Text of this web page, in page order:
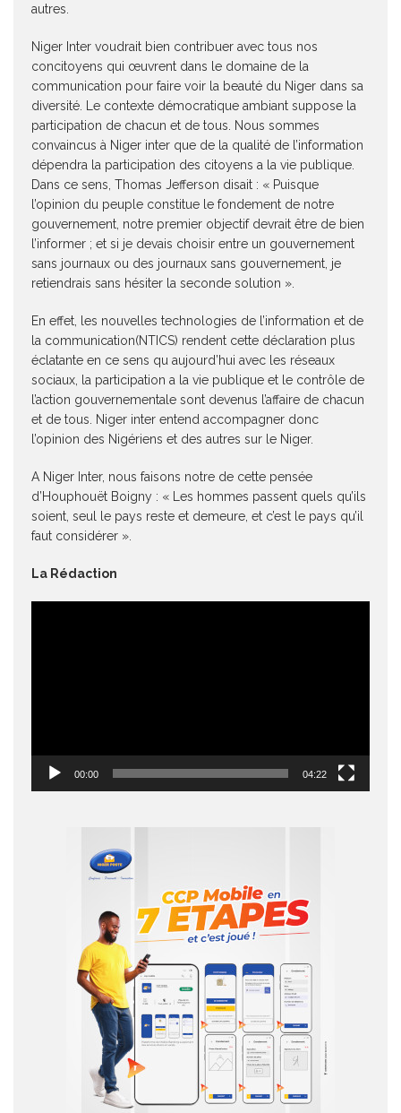
autres.
Niger Inter voudrait bien contribuer avec tous nos
concitoyens qui œuvrent dans le domaine de la
communication pour faire voir la beauté du Niger dans sa
diversité. Le contexte démocratique ambiant suppose la
participation de chacun et de tous. Nous sommes
convaincus à Niger inter que de la qualité de l’information
dépendra la participation des citoyens a la vie publique.
Dans ce sens, Thomas Jefferson disait : « Puisque
l’opinion du peuple constitue le fondement de notre
gouvernement, notre premier objectif devrait être de bien
l’informer ; et si je devais choisir entre un gouvernement
sans journaux ou des journaux sans gouvernement, je
retiendrais sans hésiter la seconde solution ».
En effet, les nouvelles technologies de l’information et de
la communication(NTICS) rendent cette déclaration plus
éclatante en ce sens qu aujourd’hui avec les réseaux
sociaux, la participation a la vie publique et le contrôle de
l’action gouvernementale sont devenus l’affaire de chacun
et de tous. Niger inter entend accompagner donc
l’opinion des Nigériens et des autres sur le Niger.
A Niger Inter, nous faisons notre de cette pensée
d’Houphouët Boigny : « Les hommes passent quels qu’ils
soient, seul le pays reste et demeure, et c’est le pays qu’il
faut considérer ».
La Rédaction
00:00 04:22